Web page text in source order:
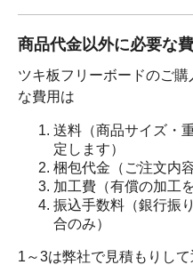
商品代金以外に必要な
ツキ板フリーボードのご
な費用は
送料（商品サイズ・
定します）
梱包代金（ご注文内
加工費（有償の加工
振込手数料（銀行振
合のみ）
1～3は弊社で見積もりし